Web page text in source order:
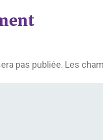
pas publiée. Les